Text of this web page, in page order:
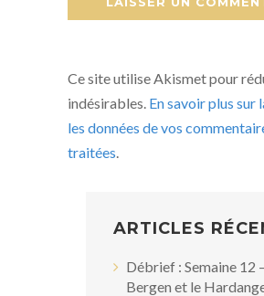
Ce site utilise Akismet pour
indésirables. En savoir plus sur
les données de vos
traitées.
ARTICLES
Débrief : Semaine 12
Bergen et le